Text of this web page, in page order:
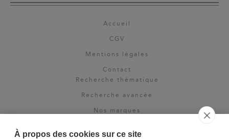
À propos des cookies sur ce site
Accueil
CGV
Mentions légales
Contact
Recherche thématique
Recherche avancée
Nos marques
Espace pro